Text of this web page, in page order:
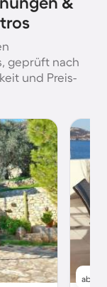
geprüft nach
und Preis-
ab